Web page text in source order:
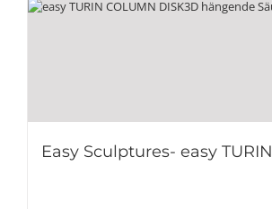
Easy Sculptures- easy TURIN